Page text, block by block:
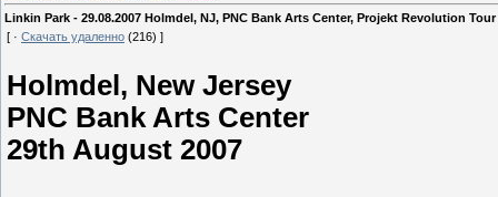
Linkin Park - 29.08.2007 Holmdel, NJ, PNC Bank Arts Center, Projekt Revolution Tour
[ · Скачать удаленно (216) ]
Holmdel, New Jersey
PNC Bank Arts Center
29th August 2007